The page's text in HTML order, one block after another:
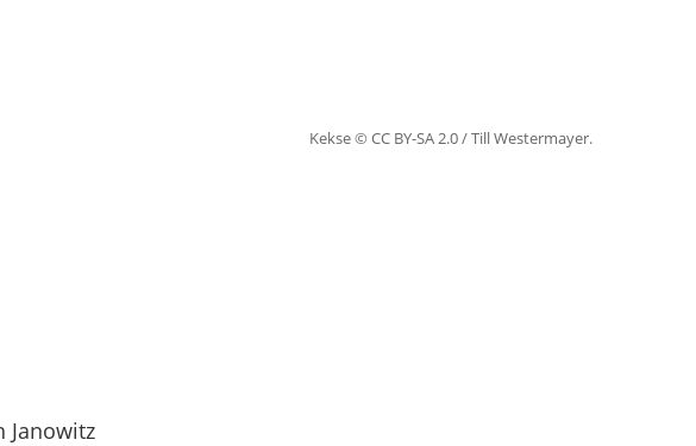
Kekse © CC BY-SA 2.0 / Till Westermayer.
Janowitz